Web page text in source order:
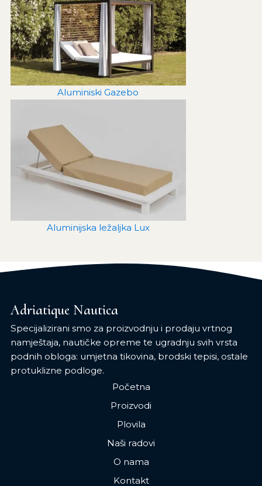
Aluminiski Gazebo
Aluminijska ležaljka Lux
Adriatique Nautica
Specijalizirani smo za proizvodnju i prodaju vrtnog
namještaja, nautičke opreme te ugradnju svih vrsta
podnih obloga: umjetna tikovina, brodski tepisi, ostale
protuklizne podloge.
Početna
Proizvodi
Plovila
Naši radovi
O nama
Kontakt